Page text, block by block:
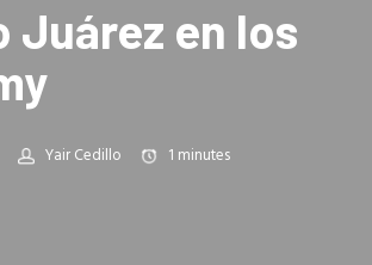
Juárez en los
Yair Cedillo 1 minutes